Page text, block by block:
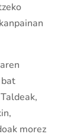
morez